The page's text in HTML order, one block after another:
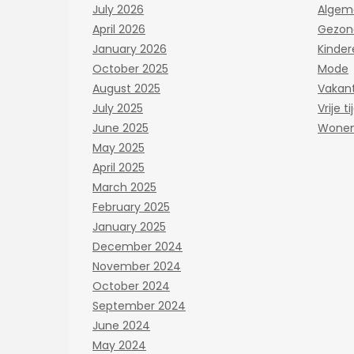
July 2026
April 2026
January 2026
October 2025
August 2025
July 2025
June 2025
May 2025
April 2025
March 2025
February 2025
January 2025
December 2024
November 2024
October 2024
September 2024
June 2024
May 2024
Mode
Vrije